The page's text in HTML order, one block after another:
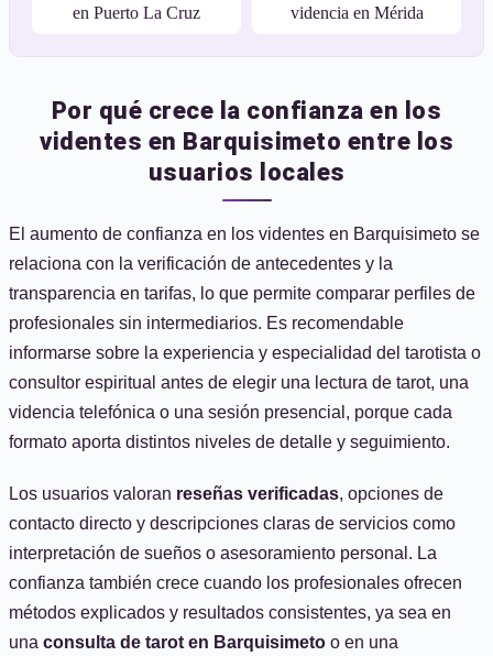
en Puerto La Cruz
videncia en Mérida
Por qué crece la confianza en los
videntes en Barquisimeto entre los
usuarios locales
El aumento de confianza en los videntes en Barquisimeto se
relaciona con la verificación de antecedentes y la
transparencia en tarifas, lo que permite comparar perfiles de
profesionales sin intermediarios. Es recomendable
informarse sobre la experiencia y especialidad del tarotista o
consultor espiritual antes de elegir una lectura de tarot, una
videncia telefónica o una sesión presencial, porque cada
formato aporta distintos niveles de detalle y seguimiento.
Los usuarios valoran reseñas verificadas, opciones de
contacto directo y descripciones claras de servicios como
interpretación de sueños o asesoramiento personal. La
confianza también crece cuando los profesionales ofrecen
métodos explicados y resultados consistentes, ya sea en
una consulta de tarot en Barquisimeto o en una